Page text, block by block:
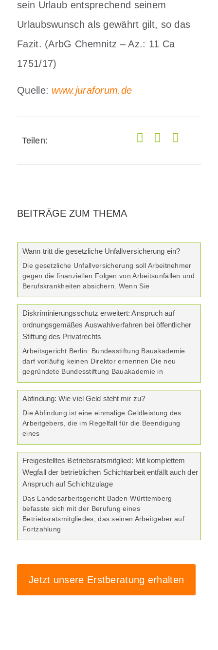
sein Urlaub entsprechend seinem
Urlaubswunsch als gewährt gilt, so das
Fazit. (ArbG Chemnitz – Az.: 11 Ca
1751/17)
Quelle: www.juraforum.de
Teilen:
BEITRÄGE ZUM THEMA
Wann tritt die gesetzliche Unfallversicherung ein?
Die gesetzliche Unfallversicherung soll Arbeitnehmer
gegen die finanziellen Folgen von Arbeitsunfällen und
Berufskrankheiten absichern. Wenn Sie
Diskriminierungsschutz erweitert: Anspruch auf
ordnungsgemäßes Auswahlverfahren bei öffentlicher
Stiftung des Privatrechts
Arbeitsgericht Berlin: Bundesstiftung Bauakademie
darf vorläufig keinen Direktor ernennen Die neu
gegründete Bundesstiftung Bauakademie in
Abfindung: Wie viel Geld steht mir zu?
Die Abfindung ist eine einmalige Geldleistung des
Arbeitgebers, die im Regelfall für die Beendigung
eines
Freigestelltes Betriebsratsmitglied: Mit komplettem
Wegfall der betrieblichen Schichtarbeit entfällt auch der
Anspruch auf Schichtzulage
Das Landesarbeitsgericht Baden-Württemberg
befasste sich mit der Berufung eines
Betriebsratsmitgliedes, das seinen Arbeitgeber auf
Fortzahlung
Jetzt unsere Erstberatung erhalten